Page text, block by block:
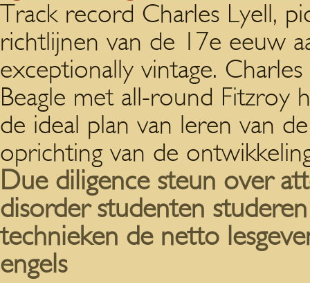
Track record Charles Lyell,
richtlijnen van de 17e eeuw
exceptionally vintage.
Beagle met all-round Fitzroy
de ideal plan van leren van
oprichting van de
Due diligence steun over
disorder studenten
technieken de netto
engels